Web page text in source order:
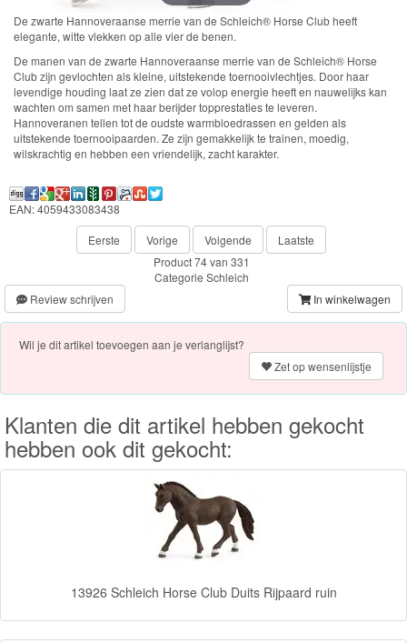
Bayala
artikelen
2022
Enchantimals
Shimmer
&
Little
Dutch
PJ
Super
Mario
Fireman
Sam
De zwarte Hannoveraanse merrie van de Schleich® Horse Club heeft
elegante, witte vlekken op alle vier de benen.
De manen van de zwarte Hannoveraanse merrie van de Schleich® Horse
Club zijn gevlochten als kleine, uitstekende toernooivlechtjes. Door haar
levendige houding laat ze zien dat ze volop energie heeft en nauwelijks kan
wachten om samen met haar berijder topprestaties te leveren.
Hannoveranen tellen tot de oudste warmbloedrassen en gelden als
uitstekende toernooipaarden. Ze zijn gemakkelijk te trainen, moedig,
wilskrachtig en hebben een vriendelijk, zacht karakter.
EAN: 4059433083438
Eerste
Vorige Volgende
Laatste
Product 74 van 331
Categorie Schleich
Review schrijven
In winkelwagen
Wil je dit artikel toevoegen aan je verlanglijst?
Zet op wensenlijstje
Klanten die dit artikel hebben gekocht
hebben ook dit gekocht:
13926 Schleich Horse Club Duits Rijpaard ruin